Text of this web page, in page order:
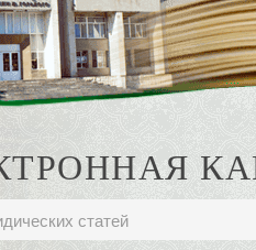
статей